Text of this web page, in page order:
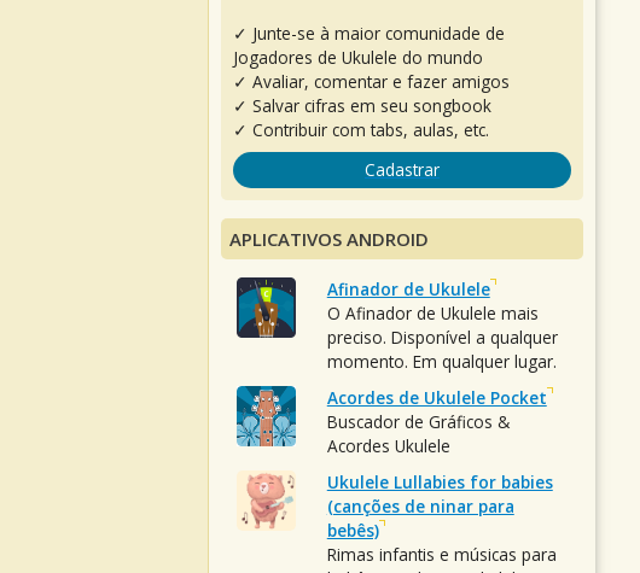
✓ Junte-se à maior comunidade de
Jogadores de Ukulele do mundo
✓ Avaliar, comentar e fazer amigos
✓ Salvar cifras em seu songbook
✓ Contribuir com tabs, aulas, etc.
Cadastrar
APLICATIVOS ANDROID
Afinador de Ukulele
O Afinador de Ukulele mais
preciso. Disponível a qualquer
momento. Em qualquer lugar.
Acordes de Ukulele Pocket
Buscador de Gráficos &
Acordes Ukulele
Ukulele Lullabies for babies
(canções de ninar para
bebês)
Rimas infantis e músicas para